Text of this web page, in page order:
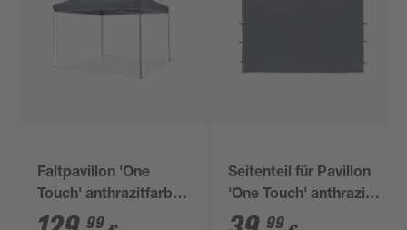
Faltpavillon 'One
Touch' anthrazitfarben
300 x 240 x 300
99
Seitenteil für Pavillon
'One Touch' anthrazit
295 x 195 cm 2 Stück
99